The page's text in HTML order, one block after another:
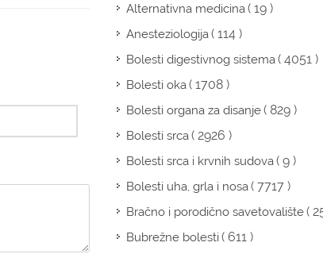
Alternativna medicina( 19 )
Anesteziologija( 114 )
Bolesti digestivnog sistema( 4051 )
Bolesti oka( 1708 )
Bolesti organa za disanje( 829 )
Bolesti srca( 2926 )
Bolesti srca i krvnih sudova( 9 )
Bolesti uha, grla i nosa( 7717 )
Bračno i porodično savetovalište(
Bubrežne bolesti( 611 )